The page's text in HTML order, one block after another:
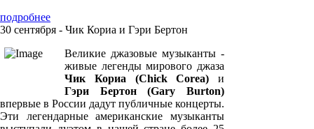
подробнее
30 сентября - Чик Кориа и Гэри Бертон
Великие джазовые музыканты -
живые легенды мирового джаза
Чик Кориа (Chick Corea) и
Гэри Бертон (Gary Burton)
впервые в России дадут публичные концерты.
Эти легендарные американские музыканты